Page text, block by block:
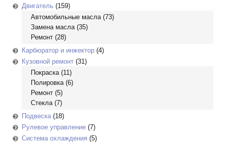
Двигатель (159)
Автомобильные масла(73)
Замена масла(35)
Ремонт (28)
Карбюратор и инжектор (4)
Кузовной ремонт (31)
Покраска(11)
Полировка(6)
Ремонт (5)
Стекла(7)
Подвеска(18)
Рулевое управление (7)
Система охлаждения (5)